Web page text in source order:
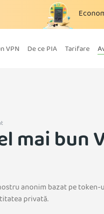
VPN De ce PIA Tarifare
mai bun
anonim bazat pe token-
privată.